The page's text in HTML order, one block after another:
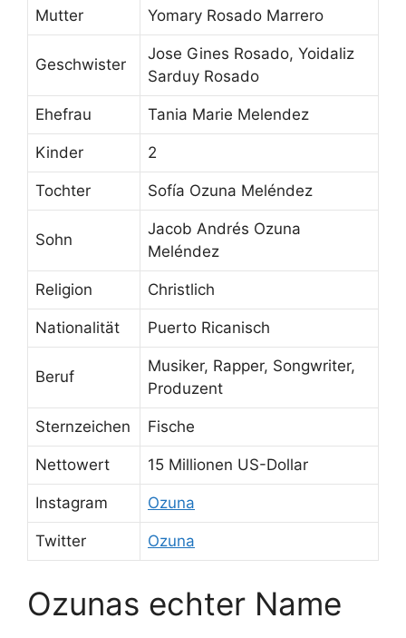
Mutter Yomary Rosado Marrero
Geschwister
Jose Gines Rosado, Yoidaliz
Sarduy Rosado
Ehefrau Tania Marie Melendez
Kinder 2
Tochter Sofía Ozuna Meléndez
Sohn
Jacob Andrés Ozuna
Meléndez
Religion Christlich
Nationalität Puerto Ricanisch
Beruf
Musiker, Rapper, Songwriter,
Produzent
Sternzeichen Fische
Nettowert 15 Millionen US-Dollar
Instagram Ozuna
Twitter Ozuna
Ozunas echter Name